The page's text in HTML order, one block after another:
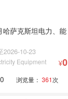
哈萨克斯坦电力、能
2026-10-23
Equipment ¥0
浏览量： 361次